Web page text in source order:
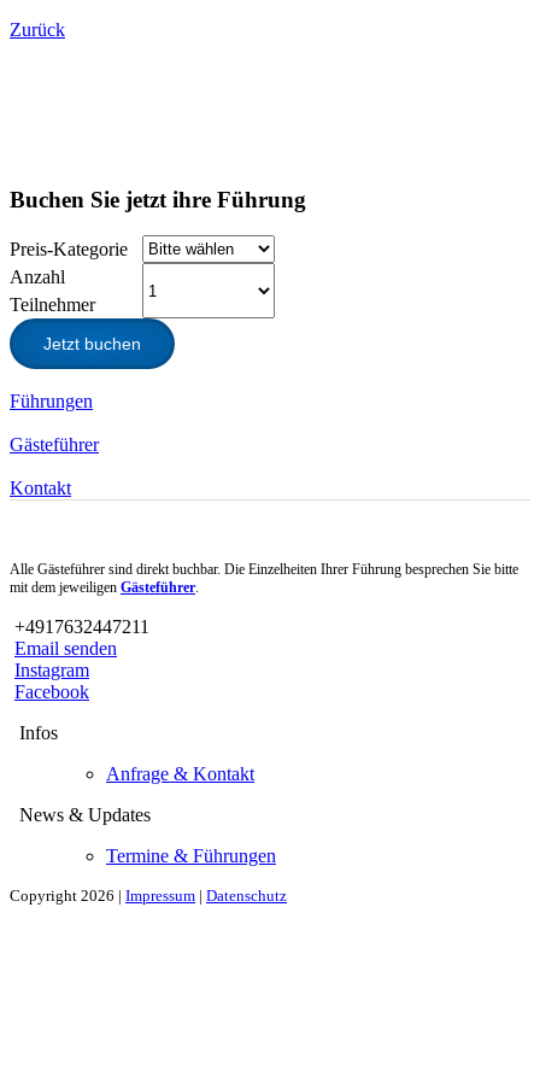
Zurück
Buchen Sie jetzt ihre Führung
Preis-Kategorie
Anzahl
Teilnehmer
Jetzt buchen
Führungen
Gästeführer
Kontakt
Alle Gästeführer sind direkt buchbar. Die Einzelheiten Ihrer Führung besprechen Sie bitte
mit dem jeweiligen Gästeführer.
+4917632447211
Email senden
Instagram
Facebook
Infos
Anfrage & Kontakt
News & Updates
Termine & Führungen
Copyright 2026 | Impressum | Datenschutz